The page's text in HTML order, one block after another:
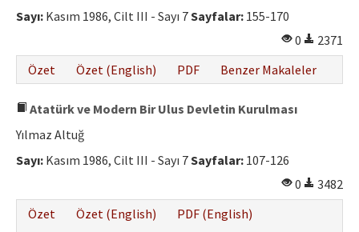
Sayı: Kasım 1986, Cilt III - Sayı 7Sayfalar: 155-170
0
2371
Özet
Özet (English) PDF Benzer Makaleler
Atatürk ve Modern Bir Ulus Devletin Kurulması
Yılmaz Altuğ
Sayı: Kasım 1986, Cilt III - Sayı 7Sayfalar: 107-126
0
3482
Özet
Özet (English)
PDF (English)